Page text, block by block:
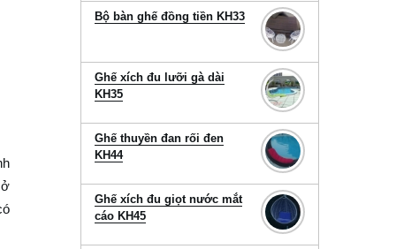
ở
Bộ bàn ghế đồng tiền KH33
Ghế xích đu lưỡi gà dài
KH35
Ghế thuyền đan rối đen
KH44
Ghế xích đu giọt nước mắt
cáo KH45